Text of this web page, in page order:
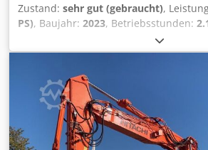
Zustand: sehr gut (gebraucht),
PS), Baujahr: 2023, Betriebsstunden:
, CATERPILLAR
Betriebsstunden 2.198 std.
Tp Nsfx Ab Serf Klimaanlage Radio
Seitenkamera Verstellausleger Stiel:
(Hammer-, Greifer-, Schere-)
Löffel Zentralschmieranlage
erhalten Schildabstützung Motor mit
Betriebsgewicht: 18.4 to.